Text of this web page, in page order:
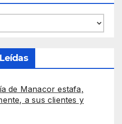
de Manacor estafa,
a sus clientes y